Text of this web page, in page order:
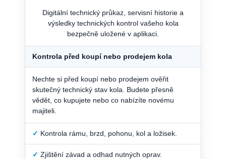
Digitální technický průkaz, servisní historie a
výsledky technických kontrol vašeho kola
bezpečně uložené v aplikaci.
Kontrola před koupí nebo prodejem kola
Nechte si před koupí nebo prodejem ověřit
skutečný technický stav kola. Budete přesně
vědět, co kupujete nebo co nabízíte novému
majiteli.
✓ Kontrola rámu, brzd, pohonu, kol a ložisek.
✓ Zjištění závad a odhad nutných oprav.